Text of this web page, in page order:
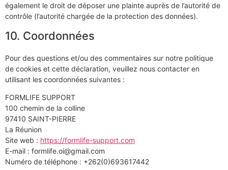
également le droit de déposer une plainte auprès de l’autorité de
contrôle (l’autorité chargée de la protection des données).
10. Coordonnées
Pour des questions et/ou des commentaires sur notre politique
de cookies et cette déclaration, veuillez nous contacter en
utilisant les coordonnées suivantes :
FORMLIFE SUPPORT
100 chemin de la colline
97410 SAINT-PIERRE
La Réunion
Site web : https://formlife-support.com
E-mail : formlife.oi@gmail.com
Numéro de téléphone : +262(0)693617442